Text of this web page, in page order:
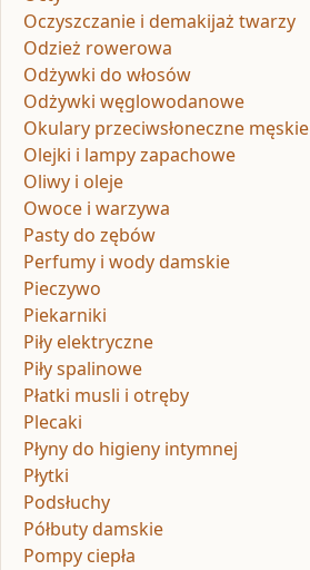
Oczyszczanie i demakijaż twarzy
Odzież rowerowa
Odżywki do włosów
Odżywki węglowodanowe
Okulary przeciwsłoneczne męskie
Olejki i lampy zapachowe
Oliwy i oleje
Owoce i warzywa
Pasty do zębów
Perfumy i wody damskie
Pieczywo
Piekarniki
Piły elektryczne
Piły spalinowe
Płatki musli i otręby
Plecaki
Płyny do higieny intymnej
Płytki
Podsłuchy
Półbuty damskie
Pompy ciepła